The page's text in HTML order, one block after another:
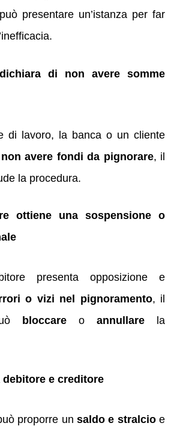
presentare un’istanza per far
di non avere somme
di lavoro, la banca o un cliente
avere fondi da pignorare, il
la procedura.
ottiene una sospensione o
presenta opposizione e
o vizi nel pignoramento, il
bloccareo annullarela
e creditore
proporre unsaldo e stralcioe